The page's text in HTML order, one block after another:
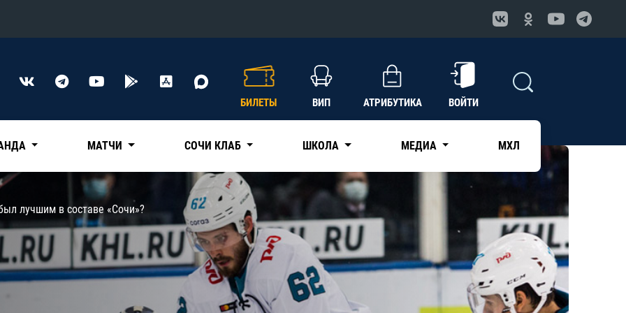
Конференция «Восток»
Нефтехимик
Трактор
Дивизион Чернышева
Авангард
КХЛ
БИЛЕТЫ ВИП АТРИБУТИКА ВОЙТИ
МАТЧИ СОЧИ КЛАБ ШКОЛА МЕДИА МХЛ
лучшим в составе «Сочи»?